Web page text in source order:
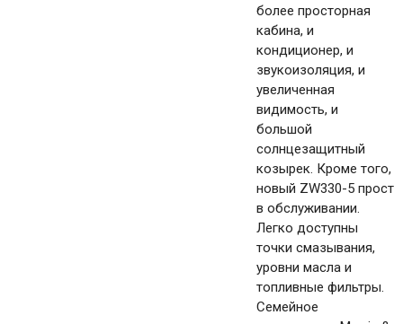
более просторная
кабина, и
кондиционер, и
звукоизоляция, и
увеличенная
видимость, и
большой
солнцезащитный
козырек. Кроме того,
новый ZW330-5 прост
в обслуживании.
Легко доступны
точки смазывания,
уровни масла и
топливные фильтры.
Семейное